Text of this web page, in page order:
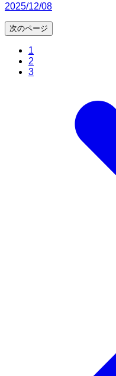
2025/12/08
次のページ
1
2
3